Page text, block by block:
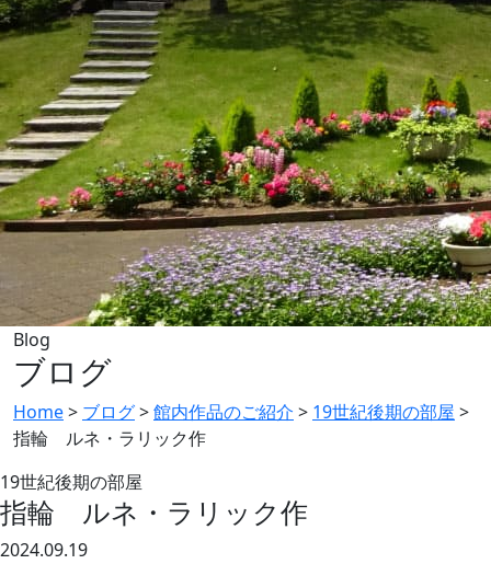
Blog
ブログ
Home> ブログ>館内作品のご紹介 > 19世紀後期の部屋 >
指輪 ルネ・ラリック作
19世紀後期の部屋
指輪 ルネ・ラリック作
2024.09.19